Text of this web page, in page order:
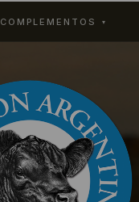
COMPLEMENTOS ▾